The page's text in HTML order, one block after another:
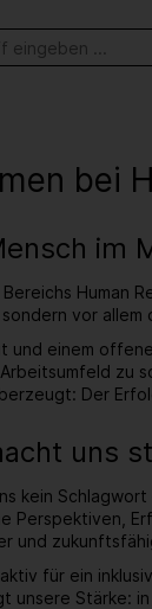
bei
im
Human
vor
und einem
zu
Der
uns
kein
Perspektiven,
und
für ein
unsere Stärke: